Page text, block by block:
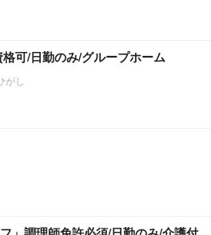
格可/日勤のみ/グループホーム
がし